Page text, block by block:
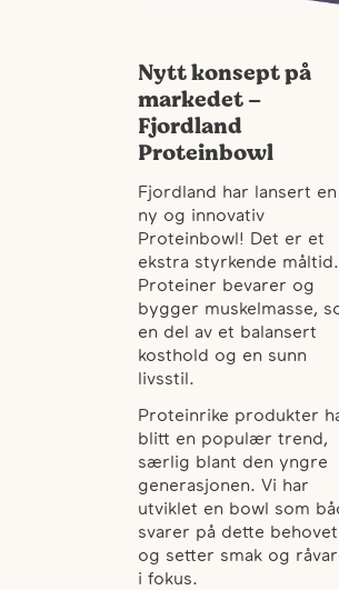
Nytt konsept på
markedet –
Fjordland
Proteinbowl
Fjordland har lansert en
ny og innovativ
Proteinbowl! Det er et
ekstra styrkende måltid.
Proteiner bevarer og
bygger muskelmasse,
en del av et balansert
kosthold og en sunn
livsstil.
Proteinrike produkter
blitt en populær trend,
særlig blant den yngre
generasjonen. Vi har
utviklet en bowl som
svarer på dette behovet
og setter smak og
i fokus.